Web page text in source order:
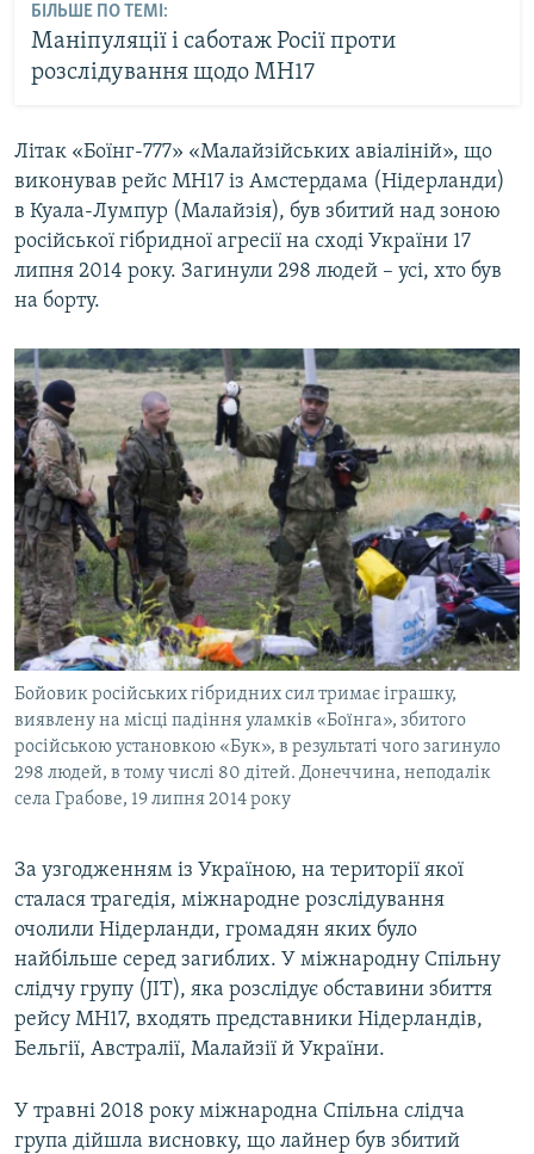
БІЛЬШЕ ПО ТЕМІ:
Маніпуляції і саботаж Росії проти
розслідування щодо MH17
Літак «Боїнг-777» «Малайзійських авіаліній», що
виконував рейс MH17 із Амстердама (Нідерланди)
в Куала-Лумпур (Малайзія), був збитий над зоною
російської гібридної агресії на сході України 17
липня 2014 року. Загинули 298 людей – усі, хто був
на борту.
Бойовик російських гібридних сил тримає іграшку,
виявлену на місці падіння уламків «Боїнга», збитого
російською установкою «Бук», в результаті чого загинуло
298 людей, в тому числі 80 дітей. Донеччина, неподалік
села Грабове, 19 липня 2014 року
За узгодженням із Україною, на території якої
сталася трагедія, міжнародне розслідування
очолили Нідерланди, громадян яких було
найбільше серед загиблих. У міжнародну Спільну
слідчу групу (JIT), яка розслідує обставини збиття
рейсу MH17, входять представники Нідерландів,
Бельгії, Австралії, Малайзії й України.
У травні 2018 року міжнародна Спільна слідча
група дійшла висновку, що лайнер був збитий